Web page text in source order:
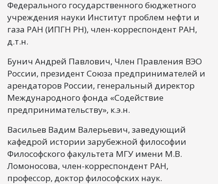
Федерального государственного бюджетного
учреждения науки Институт проблем нефти и
газа РАН (ИПГН РН), член-корреспондент РАН,
д.т.н.
Бунич Андрей Павлович, Член Правления ВЭО
России, президент Союза предпринимателей и
арендаторов России, генеральный директор
Международного фонда «Содействие
предпринимательству», к.э.н.
Васильев Вадим Валерьевич, заведующий
кафедрой истории зарубежной философии
Философского факультета МГУ имени М.В.
Ломоносова, член-корреспондент РАН,
профессор, доктор философских наук.